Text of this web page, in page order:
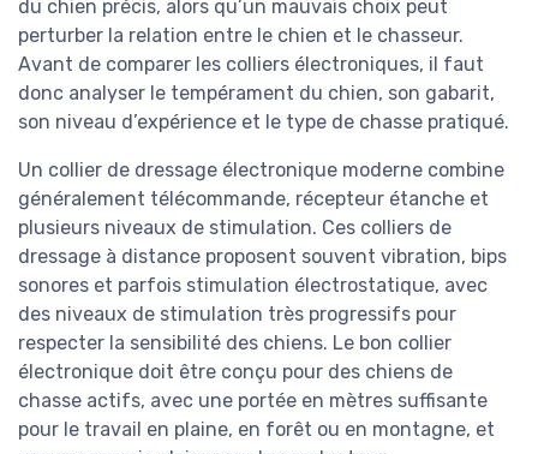
du chien précis, alors qu’un mauvais choix peut
perturber la relation entre le chien et le chasseur.
Avant de comparer les colliers électroniques, il faut
donc analyser le tempérament du chien, son gabarit,
son niveau d’expérience et le type de chasse pratiqué.
Un collier de dressage électronique moderne combine
généralement télécommande, récepteur étanche et
plusieurs niveaux de stimulation. Ces colliers de
dressage à distance proposent souvent vibration, bips
sonores et parfois stimulation électrostatique, avec
des niveaux de stimulation très progressifs pour
respecter la sensibilité des chiens. Le bon collier
électronique doit être conçu pour des chiens de
chasse actifs, avec une portée en mètres suffisante
pour le travail en plaine, en forêt ou en montagne, et